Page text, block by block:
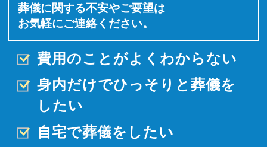
葬儀に関する不安やご要望は
お気軽にご連絡ください。
費用のことがよくわからない
身内だけでひっそりと 葬儀を
したい
自宅で葬儀をしたい